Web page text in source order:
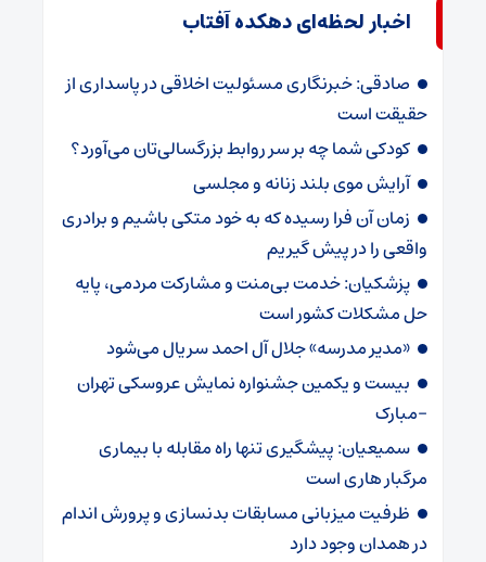
اخبار لحظه‌ای دهکده آفتاب
صادقی: خبرنگاری مسئولیت اخلاقی در پاسداری از
حقیقت است
کودکی شما چه بر سر روابط بزرگسالی‌تان می‌آورد؟
آرایش موی بلند زنانه و مجلسی
زمان آن فرا رسیده که به خود متکی باشیم و برادری
واقعی را در پیش گیریم
پزشکیان: خدمت بی‌منت و مشارکت مردمی، پایه
حل مشکلات کشور است
«مدیر مدرسه» جلال آل احمد سریال می‌شود
بیست و یکمین جشنواره نمایش عروسکی تهران
-مبارک
سمیعیان: پیشگیری تنها راه مقابله با بیماری
مرگبار هاری است
ظرفیت میزبانی مسابقات بدنسازی و پرورش اندام
در همدان وجود دارد